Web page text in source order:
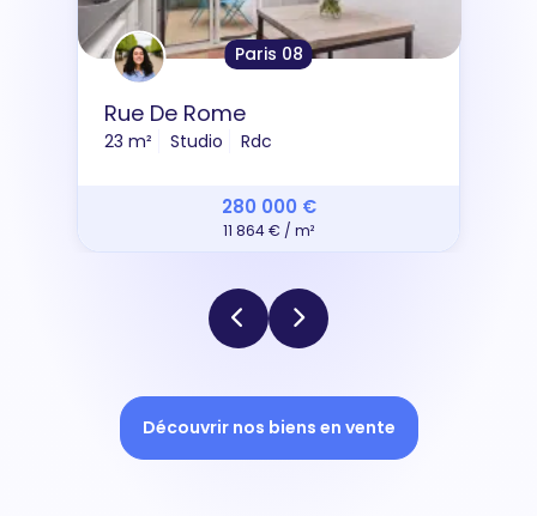
Paris 08
Rue De Rome
23 m² Studio Rdc
280 000 €
11 864 € / m²
Découvrir nos biens en vente